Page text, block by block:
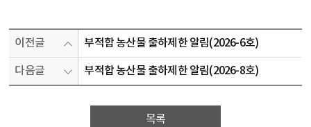
이전글 부적합 농산물 출하제한 알림(2026-6호)
다음글 부적합 농산물 출하제한 알림(2026-8호)
목록